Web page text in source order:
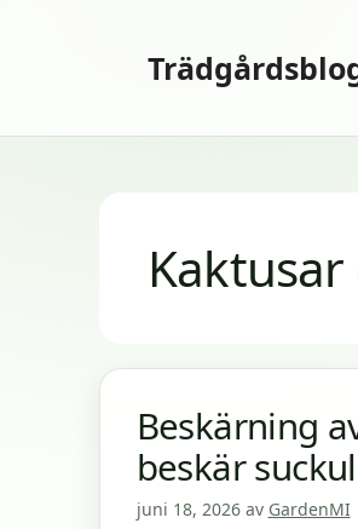
Beskärning
beskär
juni 18, 2026 av GardenMI